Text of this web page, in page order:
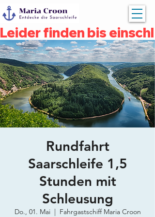
Leider finden bis
Rundfahrt
Saarschleife 1,5
Stunden mit
Schleusung
Do., 01. Mai
  |
Fahrgastschiff Maria Croon